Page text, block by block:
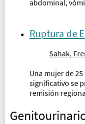
abdominal,
Ruptura de
Sahak,
Una mujer de
significativo se
remisión
inferior del